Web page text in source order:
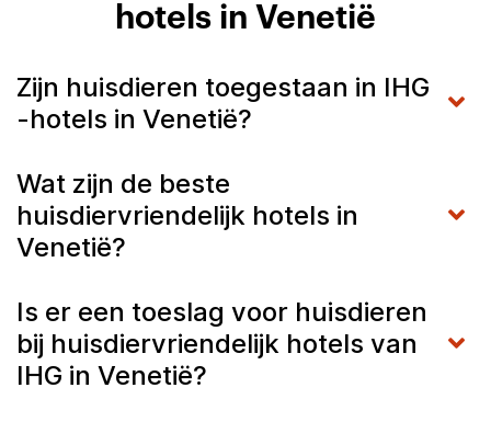
hotels in Venetië
Zijn huisdieren toegestaan in IHG
-hotels in Venetië?
Wat zijn de beste
huisdiervriendelijk hotels in
Venetië?
Is er een toeslag voor huisdieren
bij huisdiervriendelijk hotels van
IHG in Venetië?